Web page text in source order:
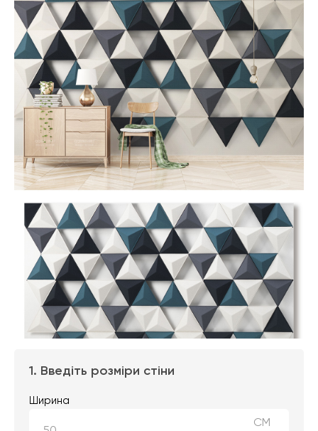
1. Введіть розміри стіни
Ширина
СМ